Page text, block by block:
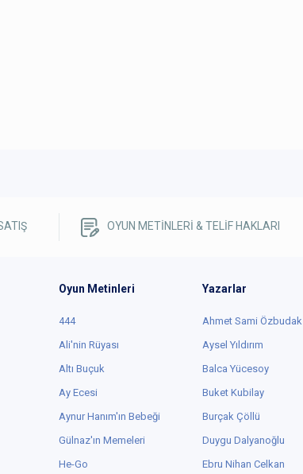
OYUN METİNLERİ & TELİF HAKLARI
Oyun Metinleri
444
Ali'nin Rüyası
Altı Buçuk
Ay Ecesi
Aynur Hanım'ın Bebeği
Gülnaz'ın Memeleri
He-Go
Yazarlar
Ahmet Sami Özbudak
Aysel Yıldırım
Balca Yücesoy
Buket Kubilay
Burçak Çöllü
Duygu Dalyanoğlu
Ebru Nihan Celkan